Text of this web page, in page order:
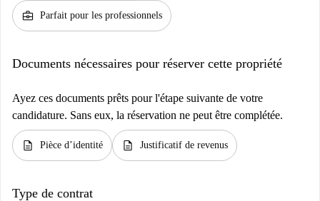
business_center Parfait pour les professionnels
Documents nécessaires pour réserver cette propriété
Ayez ces documents prêts pour l'étape suivante de votre
candidature. Sans eux, la réservation ne peut être complétée.
description Pièce d’identité description Justificatif de revenus
Type de contrat